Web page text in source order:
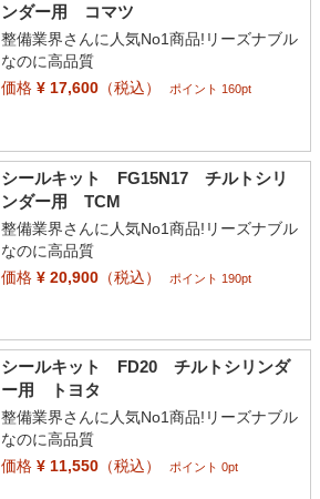
ンダー用 コマツ
整備業界さんに人気No1商品!リーズナブル
なのに高品質
価格¥ 17,600（税込） ポイント 160pt
シールキット FG15N17 チルトシリ
ンダー用 TCM
整備業界さんに人気No1商品!リーズナブル
なのに高品質
価格¥ 20,900（税込） ポイント 190pt
シールキット FD20 チルトシリンダ
ー用 トヨタ
整備業界さんに人気No1商品!リーズナブル
なのに高品質
価格¥ 11,550（税込） ポイント 0pt